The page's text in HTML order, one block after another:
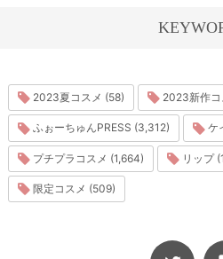
2023夏コスメ (58) 2023新作コ
ふぉーちゅんPRESS (3,312) ケ
プチプラコスメ (1,664) リップ
限定コスメ (509)